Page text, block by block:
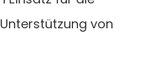
von